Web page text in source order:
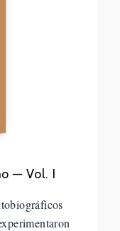
— Vol. I